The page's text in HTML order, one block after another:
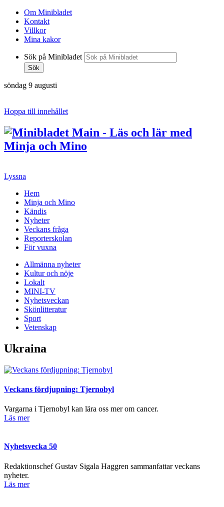
Om Minibladet
Kontakt
Villkor
Mina kakor
Sök på Minibladet
Sök
söndag 9 augusti
Hoppa till innehållet
Lyssna
Hem
Minja och Mino
Kändis
Nyheter
Veckans fråga
Reporterskolan
För vuxna
Allmänna nyheter
Kultur och nöje
Lokalt
MINI-TV
Nyhetsveckan
Skönlitteratur
Sport
Vetenskap
Ukraina
Veckans fördjupning: Tjernobyl
Vargarna i Tjernobyl kan lära oss mer om cancer.
Läs mer
Nyhetsvecka 50
Redaktionschef Gustav Sigala Haggren sammanfattar veckans
nyheter.
Läs mer